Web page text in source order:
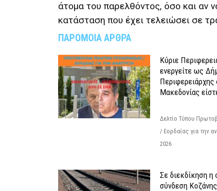
άτομα του παρελθόντος, όσο και αν
κατάσταση που έχει τελειώσει σε
ΠΑΡΟΜΟΙΑ ΑΡΘΡΑ
Κύριε
ενεργείτε ως
Περιφερειάρχης
Μακεδονίας
Δελτίο Τύπου
/ Εορδαίας για την
2026
Σε διεκδίκηση η
σύνδεση